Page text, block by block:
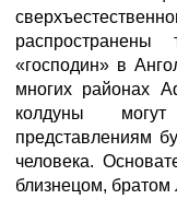
распространены
«господин» в
многих районах
колдуны
представлениям
человека.
близнецом,